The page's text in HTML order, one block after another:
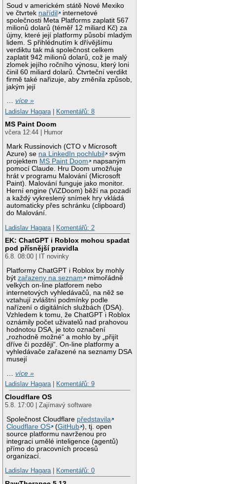
Soud v americkém státě Nové Mexiko
ve čtvrtek nařídil
internetové
společnosti Meta Platforms zaplatit 567
milionů dolarů (téměř 12 miliard Kč) za
újmy, které její platformy působí mladým
lidem. S přihlédnutím k dřívějšímu
verdiktu tak má společnost celkem
zaplatit 942 milionů dolarů, což je malý
zlomek jejího ročního výnosu, který loni
činil 60 miliard dolarů. Čtvrteční verdikt
firmě také nařizuje, aby změnila způsob,
jakým její
…více »
Ladislav Hagara
Komentářů: 8
MS Paint Doom
včera 12:44 | Humor
Mark Russinovich (CTO v Microsoft
Azure) se na LinkedIn pochlubil
svým
projektem MS Paint Doom
napsaným
pomocí Claude. Hru Doom umožňuje
hrát v programu Malování (Microsoft
Paint). Malování funguje jako monitor.
Herní engine (ViZDoom) běží na pozadí
a každý vykreslený snímek hry vkládá
automaticky přes schránku (clipboard)
do Malování.
Ladislav Hagara
Komentářů: 2
EK: ChatGPT i Roblox mohou spadat
pod přísnější pravidla
6.8. 08:00 | IT novinky
Platformy ChatGPT i Roblox by mohly
býtzařazeny na seznam
mimořádně
velkých on-line platforem nebo
internetových vyhledávačů, na něž se
vztahují zvláštní podmínky podle
nařízení o digitálních službách (DSA).
Vzhledem k tomu, že ChatGPT i Roblox
oznámily počet uživatelů nad prahovou
hodnotou DSA, je toto označení
„rozhodně možné“ a mohlo by „přijít
dříve či později“. On-line platformy a
vyhledávače zařazené na seznamy DSA
musejí
…více »
Ladislav Hagara| Komentářů: 9
Cloudflare OS
5.8. 17:00 | Zajímavý software
Společnost Cloudflare představila
Cloudflare OS
(GitHub ), tj. open
source platformu navrženou pro
integraci umělé inteligence (agentů)
přímo do pracovních procesů
organizací.
Ladislav Hagara| Komentářů: 0